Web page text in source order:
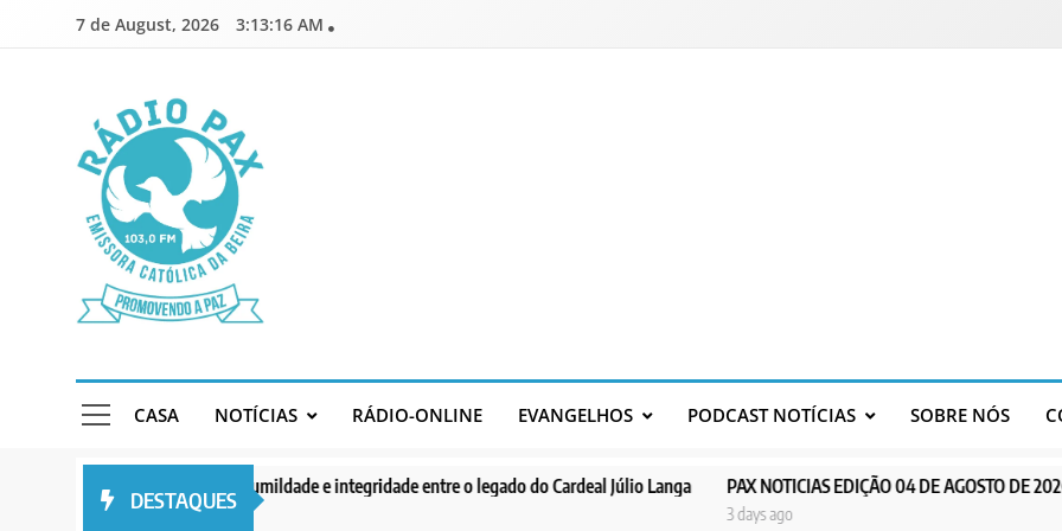
7 de August, 2026 3:13:16 AM
Rádio Pax
CASA NOTÍCIAS RÁDIO-ONLINE EVANGELHOS PODCAST NOTÍCIAS SOBRE NÓS
DESTAQUES
Serenidade, humildade e integridade entre o legado do Cardeal Júlio Langa
2 days ago
PAX NOTICIAS EDIÇÃO 04 DE AGOSTO DE 2026 PAX